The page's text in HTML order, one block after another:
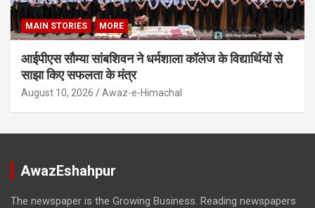
MAIN STORIES MORE
आईपीएस सौम्या सांबशिवन ने धर्मशाला कॉलेज के विद्यार्थियों से
साझा किए सफलता के मंत्र
August 10, 2026 Awaz-e-Himachal
AwazEshahpur
The newspaper is the Growing Business. Reading newspapers